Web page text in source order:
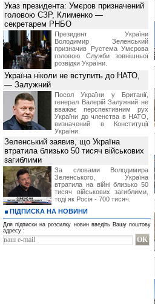
Указ президента: Умєров призначений
головою СЗР, Клименко —
секретарем РНБО
Президент України
Володимир Зеленський
призначив Pустема Умєрова
головою Служби зовнішньої
розвідки України.
Україна ніколи не вступить до НАТО,
— Залужний
Посол України у Британії,
генерал Валерій Залужний не
вважає перспективним рух
України до членства в НАТО,
визначений в Конституції
України.
Зеленський заявив, що Україна
втратила близько 50 тисяч військових
загиблими
За словами Володимира
Зеленського, Україна
втратила на війні близько 50
тисяч військових загиблими,
тоді як Росія - 700 тисяч.
ПІДПИСКА НА НОВИНИ
Для підписки на розсилку новин введіть Вашу поштову
адресу :